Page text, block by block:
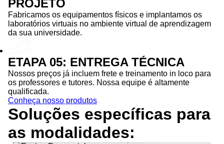
PROJETO
Fabricamos os equipamentos físicos e implantamos os
laboratórios virtuais no ambiente virtual de aprendizagem
da sua universidade.
ETAPA 05: ENTREGA TÉCNICA
Nossos preços já incluem frete e treinamento in loco para
os professores e tutores. Nossa equipe é altamente
qualificada.
Conheça nosso produtos
Soluções específicas para
as modalidades: